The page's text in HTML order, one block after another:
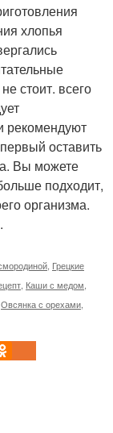
хлопья
стоит. всего
рекомендуют
оставить
Вы можете
подходит,
организма.
Грецкие
Каши с медом
Овсянка с орехами